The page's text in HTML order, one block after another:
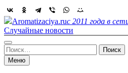
Skip
to
content
Aromatizaciya.ruс 2011 года в
Случайные новости
Найти:
Меню